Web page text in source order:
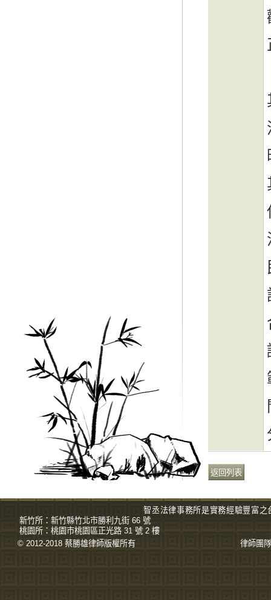
智丞法律事務所是實務經驗豐富之
新竹所： 新竹縣竹北市勝利九街 66 號
桃園所： 桃園市桃園區正光路 31 號 2 樓
© 2012-2018 蔡勝雄律師版權所有 律師團隊